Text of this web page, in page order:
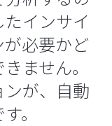
インサイ
が必要かど
ません。
が、自動
。